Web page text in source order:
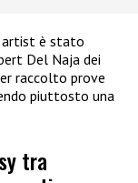
artist è stato
Del Naja dei
raccolto prove
piuttosto una
tra